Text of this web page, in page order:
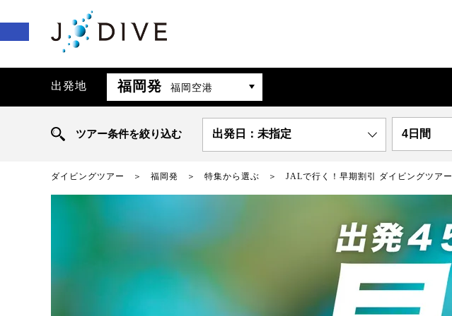
出発地 福岡発 福岡空港
ツアー条件を絞り込む 出発日：未指定 4日間
ダイビングツアー 福岡発 特集から選ぶ JALで行く！早期割引 ダイビングツアー